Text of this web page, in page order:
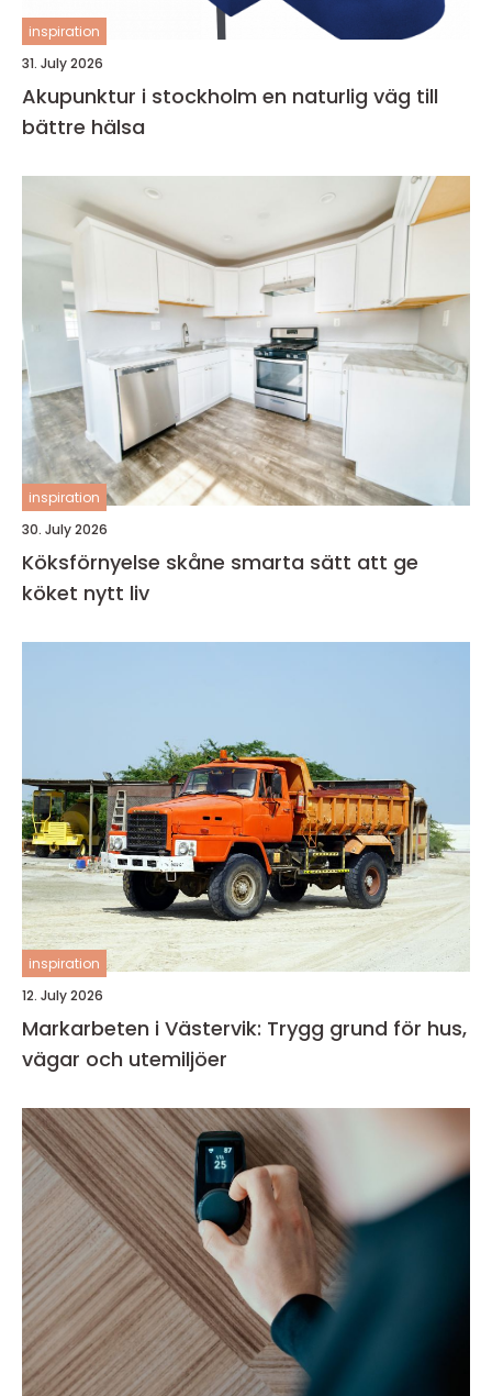
inspiration
31. July 2026
Akupunktur i stockholm en naturlig väg till
bättre hälsa
inspiration
30. July 2026
Köksförnyelse skåne smarta sätt att ge
köket nytt liv
inspiration
12. July 2026
Markarbeten i Västervik: Trygg grund för hus,
vägar och utemiljöer